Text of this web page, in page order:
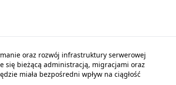
oraz rozwój infrastruktury serwerowej
się bieżącą administracją, migracjami oraz
miała bezpośredni wpływ na ciągłość